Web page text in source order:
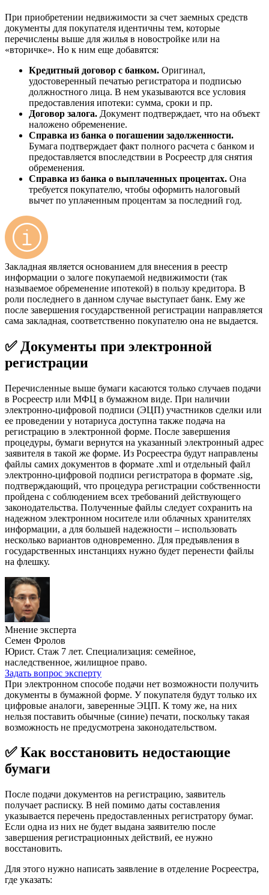
При приобретении недвижимости за счет заемных средств
документы для покупателя идентичны тем, которые
перечислены выше для жилья в новостройке или на
«вторичке». Но к ним еще добавятся:
Кредитный договор с банком. Оригинал,
удостоверенный печатью регистратора и подписью
должностного лица. В нем указываются все условия
предоставления ипотеки: сумма, сроки и пр.
Договор залога. Документ подтверждает, что на объект
наложено обременение.
Справка из банка о погашении задолженности.
Бумага подтверждает факт полного расчета с банком и
предоставляется впоследствии в Росреестр для снятия
обременения.
Справка из банка о выплаченных процентах. Она
требуется покупателю, чтобы оформить налоговый
вычет по уплаченным процентам за последний год.
Закладная является основанием для внесения в реестр
информации о залоге покупаемой недвижимости (так
называемое обременение ипотекой) в пользу кредитора. В
роли последнего в данном случае выступает банк. Ему же
после завершения государственной регистрации направляется
сама закладная, соответственно покупателю она не выдается.
✅ Документы при электронной
регистрации
Перечисленные выше бумаги касаются только случаев подачи
в Росреестр или МФЦ в бумажном виде. При наличии
электронно-цифровой подписи (ЭЦП) участников сделки или
ее проведении у нотариуса доступна также подача на
регистрацию в электронной форме. После завершения
процедуры, бумаги вернутся на указанный электронный адрес
заявителя в такой же форме. Из Росреестра будут направлены
файлы самих документов в формате .xml и отдельный файл
электронно-цифровой подписи регистратора в формате .sig,
подтверждающий, что процедура регистрации собственности
пройдена с соблюдением всех требований действующего
законодательства. Полученные файлы следует сохранить на
надежном электронном носителе или облачных хранителях
информации, а для большей надежности – использовать
несколько вариантов одновременно. Для предъявления в
государственных инстанциях нужно будет перенести файлы
на флешку.
Мнение эксперта
Семен Фролов
Юрист. Стаж 7 лет. Специализация: семейное,
наследственное, жилищное право.
Задать вопрос эксперту
При электронном способе подачи нет возможности получить
документы в бумажной форме. У покупателя будут только их
цифровые аналоги, заверенные ЭЦП. К тому же, на них
нельзя поставить обычные (синие) печати, поскольку такая
возможность не предусмотрена законодательством.
✅ Как восстановить недостающие
бумаги
После подачи документов на регистрацию, заявитель
получает расписку. В ней помимо даты составления
указывается перечень предоставленных регистратору бумаг.
Если одна из них не будет выдана заявителю после
завершения регистрационных действий, ее нужно
восстановить.
Для этого нужно написать заявление в отделение Росреестра,
где указать: